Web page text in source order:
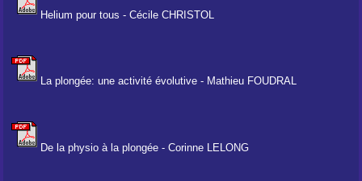
Helium pour tous - Cécile CHRISTOL
La plongée: une activité évolutive - Mathieu FOUDRAL
De la physio à la plongée - Corinne LELONG